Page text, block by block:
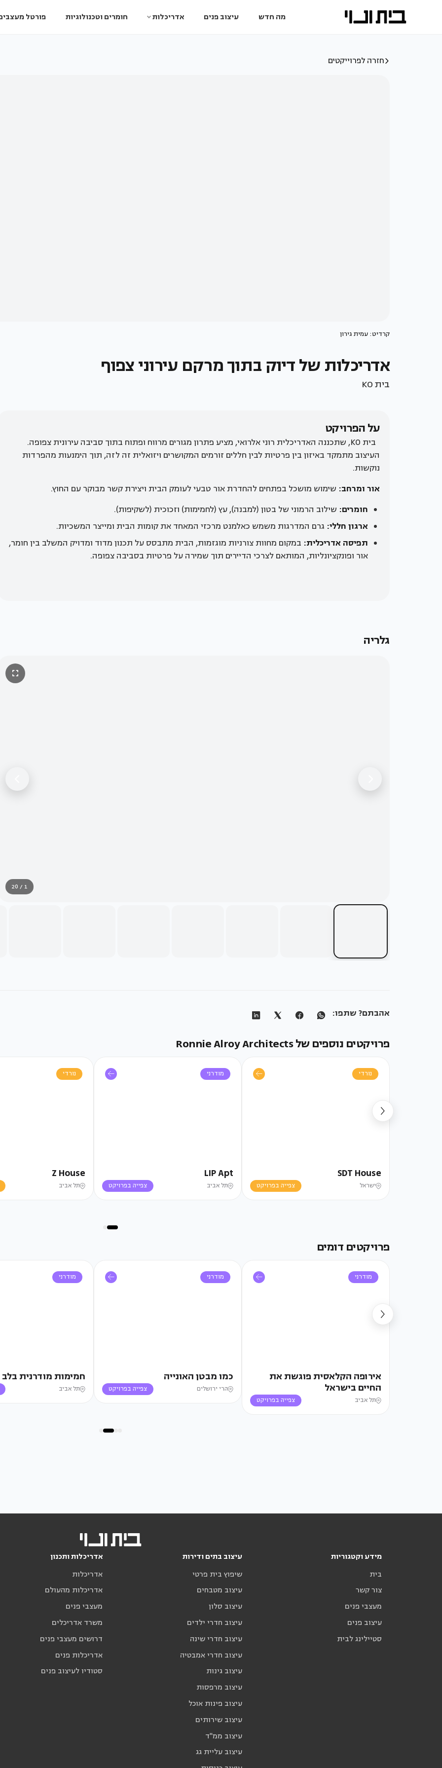
מה חדש עיצוב פנים אדריכלות חומרים וטכנולוגיות פורטל
חזרה לפרוייקטים
קרדיט: עמית גירון
אדריכלות של דיוק בתוך מרקם עירוני צפוף
בית KO
על הפרויקט
בית KO, שתכננה האדריכלית רוני אלרואי, מציע פתרון מגורים מרווח ופתוח בתוך סביבה עירונית צפופה.
העיצוב מתמקד באיזון בין פרטיות לבין חללים זורמים המקושרים ויזואלית זה לזה, תוך הימנעות מהפרדות
נוקשות.
אור ומרחב: שימוש מושכל בפתחים להחדרת אור טבעי לעומק הבית ויצירת קשר מבוקר עם החוץ.
חומרים: שילוב הרמוני של בטון (למבנה), עץ (לחמימות) וזכוכית (לשקיפות).
ארגון חללי: גרם המדרגות משמש כאלמנט מרכזי המאחד את קומות הבית ומייצר המשכיות.
תפיסה אדריכלית: במקום מחוות צורניות מוגזמות, הבית מתבסס על תכנון מדוד ומדויק המשלב בין חומר,
אור ופונקציונליות, המותאם לצרכי הדיירים תוך שמירה על פרטיות בסביבה צפופה.
גלריה
1 / 20
אהבתם? שתפו:
פרויקטים נוספים של Ronnie Alroy Architects
נורדי
SDT House
ישראל צפייה בפרויקט
מודרני
LIP Apt
תל אביב צפייה בפרויקט
נורדי
Z House
תל אביב
פרויקטים דומים
מודרני
אירופה הקלאסית פוגשת את
החיים בישראל
תל אביב צפייה בפרויקט
מודרני
כמו מבטן האונייה
הרי ירושלים צפייה בפרויקט
מודרני
חמימות מודרנית בלב
תל אביב
מידע וקטגוריות
בית
צור קשר
מעצבי פנים
עיצוב פנים
סטיילינג לבית
עיצוב בתים ודירות
שיפוץ בית פרטי
עיצוב מטבחים
עיצוב סלון
עיצוב חדרי ילדים
עיצוב חדרי שינה
עיצוב חדרי אמבטיה
עיצוב גינות
עיצוב מרפסות
עיצוב פינות אוכל
עיצוב שירותים
עיצוב ממ"ד
עיצוב עליית גג
אדריכלות ותכנון
אדריכלות
אדריכלות מהעולם
מעצבי פנים
משרד אדריכלים
דרושים מעצבי פנים
אדריכלות פנים
סטודיו לעיצוב פנים